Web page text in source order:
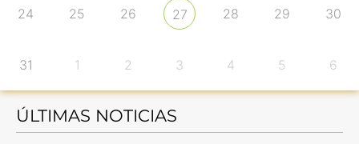
24 25 26 27 28 29 30
31 1 2 3 4 5 6
ÚLTIMAS NOTICIAS